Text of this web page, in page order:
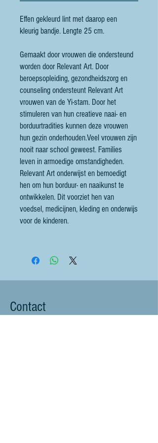
Effen gekleurd lint met daarop een
kleurig bandje. Lengte 25 cm.
Gemaakt door vrouwen die ondersteund
worden door Relevant Art. Door
beroepsopleiding, gezondheidszorg en
counseling ondersteunt Relevant Art
vrouwen van de Yi-stam. Door het
stimuleren van hun creatieve naai- en
borduurtradities kunnen deze vrouwen
hun gezin onderhouden.Veel vrouwen zijn
nooit naar school geweest. Families
leven in armoedige omstandigheden.
Relevant Art onderwijst en bemoedigt
hen om hun borduur- en naaikunst te
ontwikkelen. Dit voorziet hen van
voedsel, medicijnen, kleding en onderwijs
voor de kinderen.
Contact